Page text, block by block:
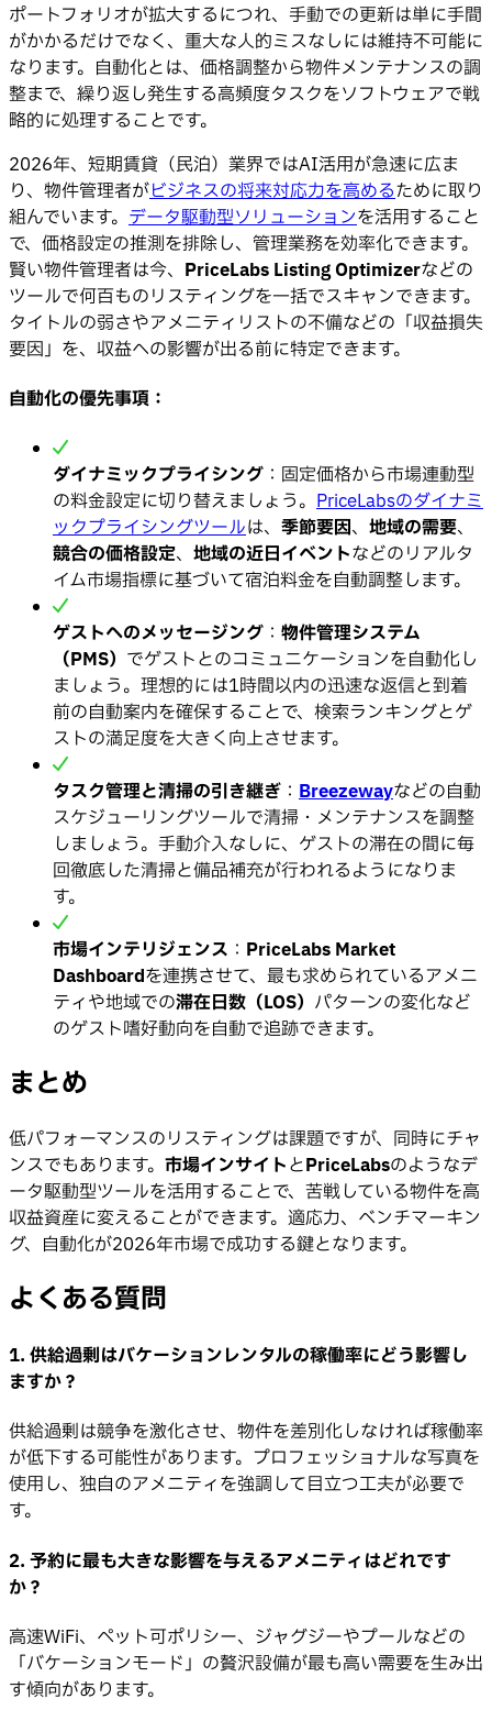
ポートフォリオが拡大するにつれ、手動での更新は単に手間
がかかるだけでなく、重大な人的ミスなしには維持不可能に
なります。自動化とは、価格調整から物件メンテナンスの調
整まで、繰り返し発生する高頻度タスクをソフトウェアで戦
略的に処理することです。
2026年、短期賃貸（民泊）業界ではAI活用が急速に広ま
り、物件管理者がビジネスの将来対応力を高めるために取り
組んでいます。 データ駆動型ソリューションを活用すること
で、価格設定の推測を排除し、管理業務を効率化できます。
賢い物件管理者は今、 PriceLabs Listing Optimizerなどの
ツールで何百ものリスティングを一括でスキャンできます。
タイトルの弱さやアメニティリストの不備などの「収益損失
要因」を、収益への影響が出る前に特定できます。
自動化の優先事項：
ダイナミックプライシング ：固定価格から市場連動型
の料金設定に切り替えましょう。 PriceLabsのダイナミ
ックプライシングツールは、 季節要因、 地域の需要、
競合の価格設定、 地域の近日イベントなどのリアルタ
イム市場指標に基づいて宿泊料金を自動調整します。
ゲストへのメッセージング ： 物件管理システム
（PMS） でゲストとのコミュニケーションを自動化し
ましょう。理想的には1時間以内の迅速な返信と到着
前の自動案内を確保することで、検索ランキングとゲ
ストの満足度を大きく向上させます。
タスク管理と清掃の引き継ぎ ： Breezewayなどの自動
スケジューリングツールで清掃・メンテナンスを調整
しましょう。手動介入なしに、ゲストの滞在の間に毎
回徹底した清掃と備品補充が行われるようになりま
す。
市場インテリジェンス ： PriceLabs Market
Dashboardを連携させて、最も求められているアメニ
ティや地域での滞在日数（LOS） パターンの変化など
のゲスト嗜好動向を自動で追跡できます。
まとめ
低パフォーマンスのリスティングは課題ですが、同時にチャ
ンスでもあります。 市場インサイトとPriceLabsのようなデ
ータ駆動型ツールを活用することで、苦戦している物件を高
収益資産に変えることができます。適応力、ベンチマーキン
グ、自動化が2026年市場で成功する鍵となります。
よくある質問
1. 供給過剰はバケーションレンタルの稼働率にどう影響し
ますか？
供給過剰は競争を激化させ、物件を差別化しなければ稼働率
が低下する可能性があります。プロフェッショナルな写真を
使用し、独自のアメニティを強調して目立つ工夫が必要で
す。
2. 予約に最も大きな影響を与えるアメニティはどれです
か？
高速WiFi、ペット可ポリシー、ジャグジーやプールなどの
「バケーションモード」の贅沢設備が最も高い需要を生み出
す傾向があります。